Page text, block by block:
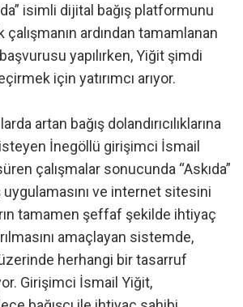
isimli dijital bağış platformunu
çalışmanın ardından tamamlanan
yapılırken, Yiğit şimdi
için yatırımcı arıyor.
artan bağış dolandırıcılıklarına
İnegöllü girişimci İsmail
çalışmalar sonucunda “Askıda”
ve internet sitesini
tamamen şeffaf şekilde ihtiyaç
amaçlayan sistemde,
herhangi bir tasarruf
Girişimci İsmail Yiğit,